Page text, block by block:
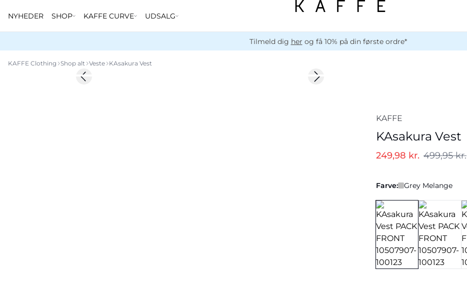
NYHEDER SHOP KAFFE CURVE UDSALG
Tilmeld dig her og få 10% på din første ordre*
KAFFE Clothing Shop alt Veste KAsakura Vest
-50%Previous slide Next slide
KAFFE
KAsakura Vest
249,98 kr. 499,95 kr.
Farve: Grey Melange